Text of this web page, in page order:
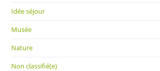
Idée séjour
Musée
Nature
Non classifié(e)